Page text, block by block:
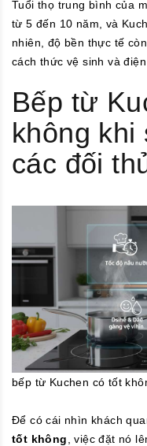
Tuổi thọ trung bình của
từ 5 đến 10 năm, và
nhiên, độ bền thực tế
cách thức vệ sinh và
Bếp từ
không khi
các đối
bếp từ Kuchen có tốt
Để có cái nhìn khách
tốt không
, việc đặt nó